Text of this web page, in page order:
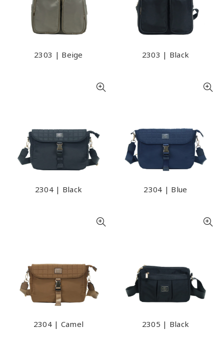
2303 | Beige 2303 | Black
2304 | Black 2304 | Blue
2304 | Camel 2305 | Black